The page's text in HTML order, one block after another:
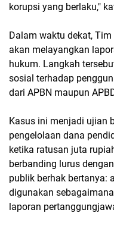
korupsi yang berlaku,"
Dalam waktu dekat,
akan melayangkan
hukum. Langkah
sosial terhadap
dari APBN maupun
Kasus ini menjadi ujian
pengelolaan dana
ketika ratusan juta
berbanding lurus
publik berhak bertanya:
digunakan
laporan